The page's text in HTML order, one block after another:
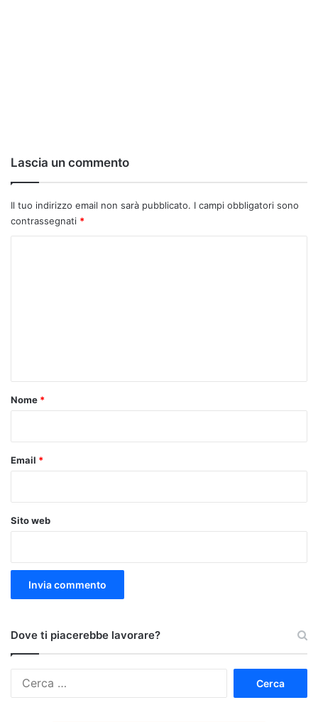
Lascia un commento
Il tuo indirizzo email non sarà pubblicato. I campi obbligatori sono
contrassegnati *
o
Nome *
Email *
Sito web
Dove ti piacerebbe lavorare?